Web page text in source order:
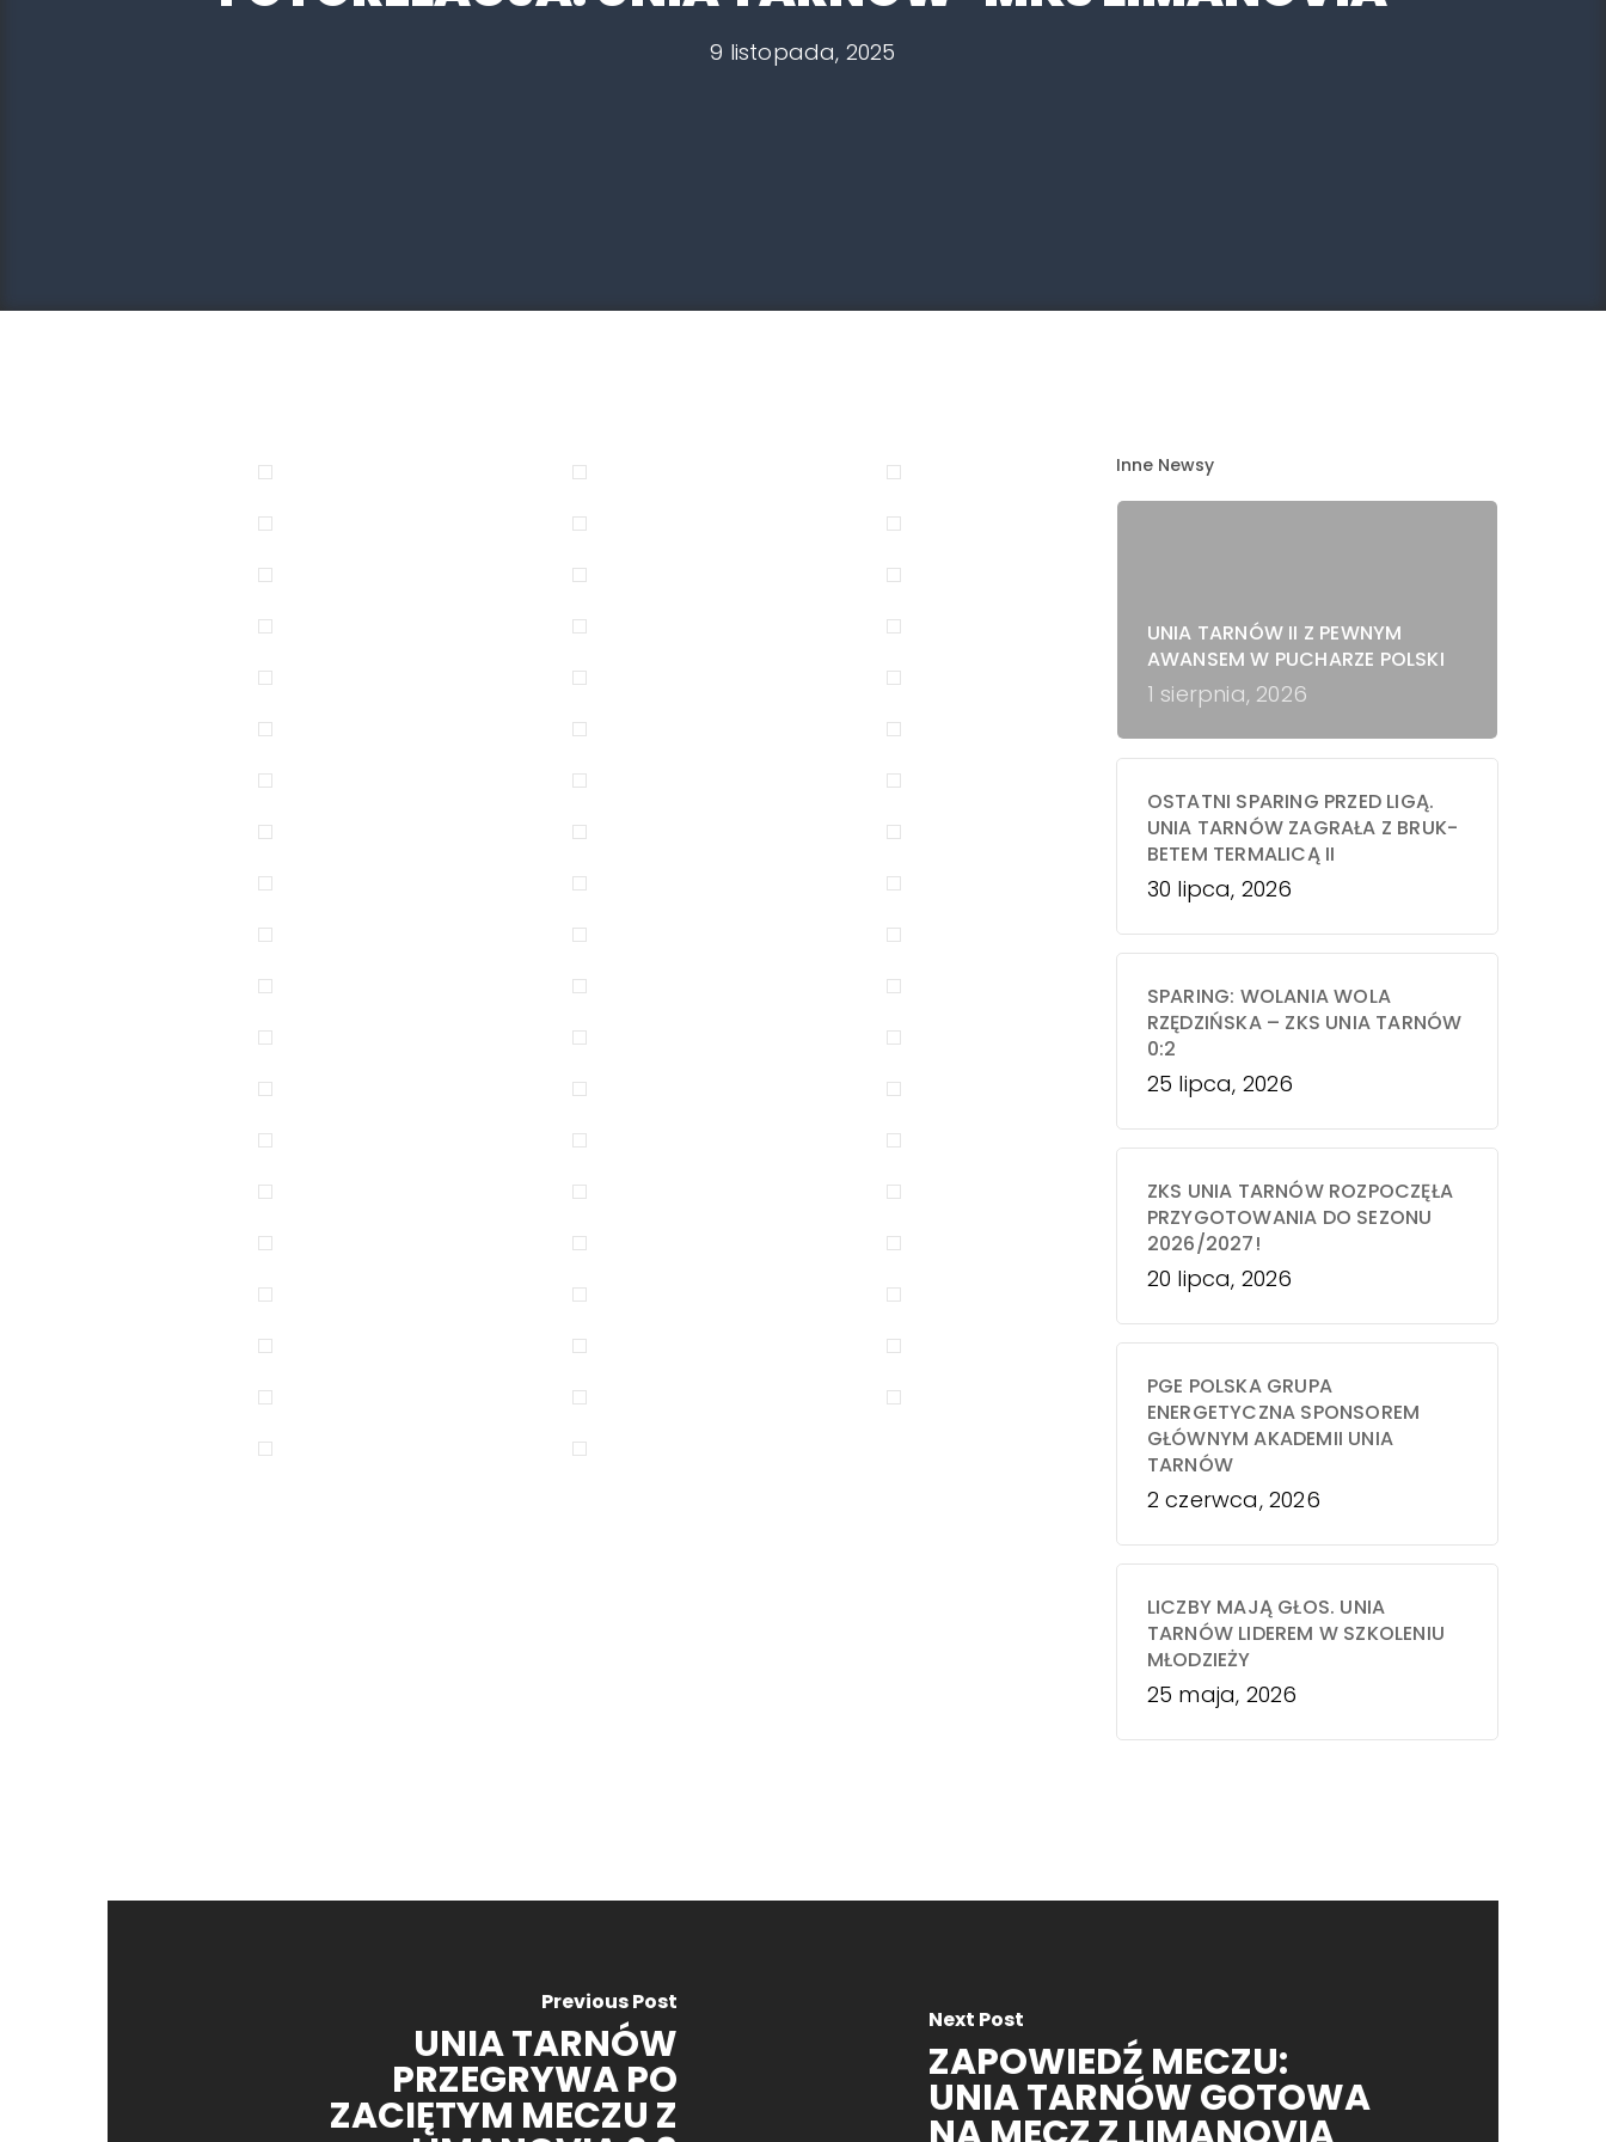
9 listopada, 2025
Inne Newsy
UNIA TARNÓW II Z PEWNYM
AWANSEM W PUCHARZE POLSKI
1 sierpnia, 2026
OSTATNI SPARING PRZED LIGĄ.
UNIA TARNÓW ZAGRAŁA Z BRUK-
BETEM TERMALICĄ II
30 lipca, 2026
SPARING: WOLANIA WOLA
RZĘDZIŃSKA – ZKS UNIA TARNÓW
0:2
25 lipca, 2026
ZKS UNIA TARNÓW ROZPOCZĘŁA
PRZYGOTOWANIA DO SEZONU
2026/2027!
20 lipca, 2026
PGE POLSKA GRUPA
ENERGETYCZNA SPONSOREM
GŁÓWNYM AKADEMII UNIA
TARNÓW
2 czerwca, 2026
LICZBY MAJĄ GŁOS. UNIA
TARNÓW LIDEREM W SZKOLENIU
MŁODZIEŻY
25 maja, 2026
Previous Post
UNIA TARNÓW
PRZEGRYWA PO
ZACIĘTYM MECZU Z
Next Post
ZAPOWIEDŹ MECZU:
UNIA TARNÓW GOTOWA